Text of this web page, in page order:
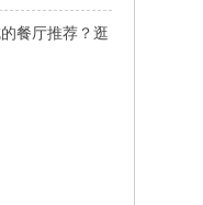
餐厅推荐？逛